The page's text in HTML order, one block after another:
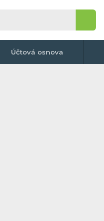
Účtová osnova